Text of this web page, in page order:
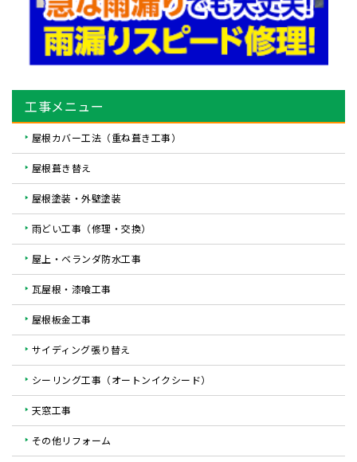
工事メニュー
屋根カバー工法（重ね葺き工事）
屋根葺き替え
屋根塗装・外壁塗装
雨どい工事（修理・交換）
屋上・ベランダ防水工事
瓦屋根・漆喰工事
屋根板金工事
サイディング張り替え
シーリング工事（オートンイクシード）
天窓工事
その他リフォーム